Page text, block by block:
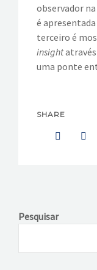
observador
é
terceiro é
insightatravés
uma ponte
SHARE
Pesquisar